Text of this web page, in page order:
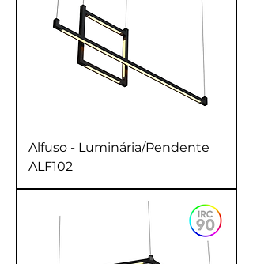
Alfuso - Luminária/Pendente
ALF102